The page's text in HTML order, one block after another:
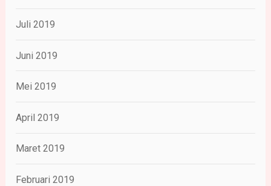
Juli 2019
Juni 2019
Mei 2019
April 2019
Maret 2019
Februari 2019